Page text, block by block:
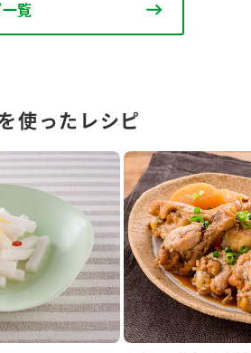
覧
使ったレシピ